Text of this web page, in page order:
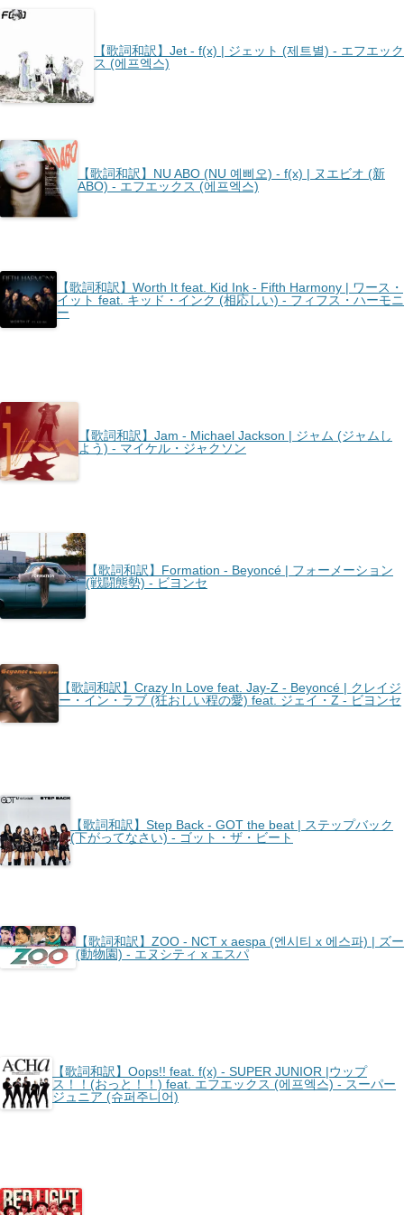
【歌詞和訳】Jet - ​f(x) | ジェット (제트별) - エフエック
ス (에프엑스)
【歌詞和訳】NU ABO (NU 예삐오) - ​f(x) | ヌエビオ (新
ABO) - エフエックス (에프엑스)
【歌詞和訳】Worth It feat. Kid Ink - Fifth Harmony | ワース・
イット feat. キッド・インク (相応しい) - フィフス・ハーモニ
ー
【歌詞和訳】Jam - Michael Jackson | ジャム (ジャムし
よう) - マイケル・ジャクソン
【歌詞和訳】Formation - Beyoncé | フォーメーション
(戦闘態勢) - ビヨンセ
【歌詞和訳】Crazy In Love feat. Jay-Z - Beyoncé | クレイジ
ー・イン・ラブ (狂おしい程の愛) feat. ジェイ・Z - ビヨンセ
【歌詞和訳】Step Back - ​GOT the beat | ステップバック
(下がってなさい) - ゴット・ザ・ビート
【歌詞和訳】ZOO - ​NCT x aespa (엔시티 x 에스파) | ズー
(動物園) - エヌシティ x エスパ
【歌詞和訳】Oops!! feat. ​f(x) - SUPER JUNIOR |ウップ
ス！！(おっと！！) feat. エフエックス (에프엑스) - スーパー
ジュニア (슈퍼주니어)